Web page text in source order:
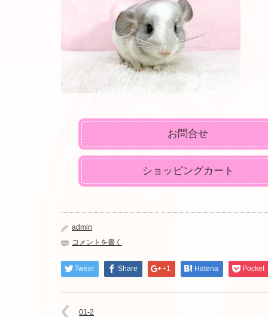
お問合せ
ショッピングカート
admin
コメントを書く
Tweet Share +1 Hatena Pocket
01-2